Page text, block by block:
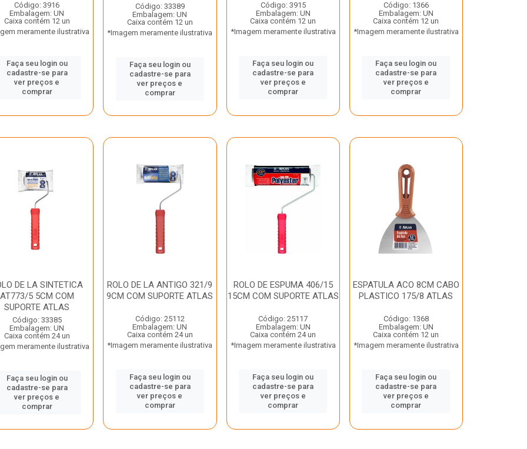
Código: 3916
Embalagem: UN
Caixa contém 12 un
meramente ilustrativa
Faça seu login ou
cadastre-se para
ver preços e
comprar
Código: 33389
Embalagem: UN
Caixa contém 12 un
*Imagem meramente ilustrativa
Faça seu login ou
cadastre-se para
ver preços e
comprar
Código: 3915
Embalagem: UN
Caixa contém 12 un
*Imagem meramente ilustrativa
Faça seu login ou
cadastre-se para
ver preços e
comprar
Código: 1366
Embalagem: UN
Caixa contém 12 un
*Imagem meramente ilustrativa
Faça seu login ou
cadastre-se para
ver preços e
comprar
DE LA SINTETICA
AT773/5 5CM COM
SUPORTE ATLAS
Código: 33385
Embalagem: UN
Caixa contém 24 un
meramente ilustrativa
Faça seu login ou
cadastre-se para
ver preços e
comprar
ROLO DE LA ANTIGO 321/9
9CM COM SUPORTE ATLAS
Código: 25112
Embalagem: UN
Caixa contém 24 un
*Imagem meramente ilustrativa
Faça seu login ou
cadastre-se para
ver preços e
comprar
ROLO DE ESPUMA 406/15
15CM COM SUPORTE ATLAS
Código: 25117
Embalagem: UN
Caixa contém 24 un
*Imagem meramente ilustrativa
Faça seu login ou
cadastre-se para
ver preços e
comprar
ESPATULA ACO 8CM CABO
PLASTICO 175/8 ATLAS
Código: 1368
Embalagem: UN
Caixa contém 12 un
*Imagem meramente ilustrativa
Faça seu login ou
cadastre-se para
ver preços e
comprar